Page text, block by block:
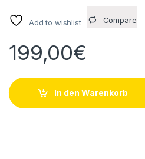
Add to wishlist Compare
199,00€
In den Warenkorb